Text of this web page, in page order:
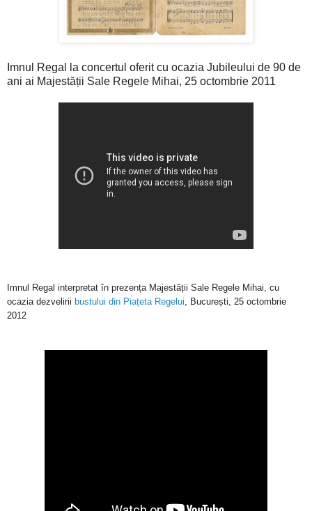
Imnul Regal la concertul oferit cu ocazia Jubileului de 90 de
ani ai Majestății Sale Regele Mihai, 25 octombrie 2011
Imnul Regal interpretat în prezența Majestății Sale Regele Mihai, cu
ocazia dezvelirii bustului din Piațeta Regelui , București, 25 octombrie
2012